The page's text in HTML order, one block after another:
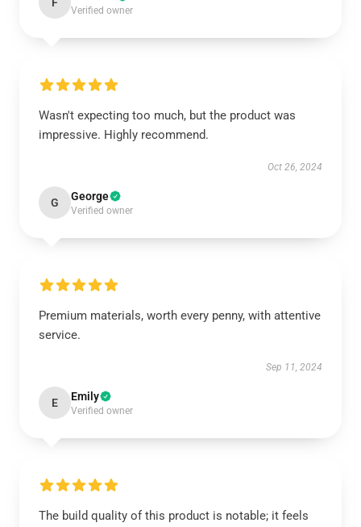
F
Verified owner
Wasn't expecting too much, but the product was
impressive. Highly recommend.
Oct 26, 2024
G George
Verified owner
Premium materials, worth every penny, with attentive
service.
Sep 11, 2024
E Emily
Verified owner
The build quality of this product is notable; it feels